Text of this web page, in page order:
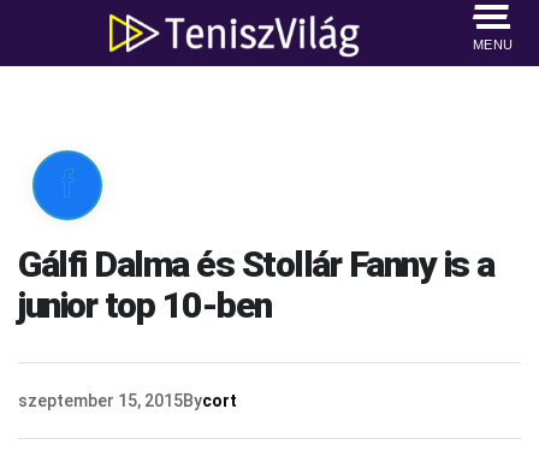
MENU

Gálfi Dalma és Stollár Fanny is a
junior top 10-ben
szeptember 15, 2015Bycort